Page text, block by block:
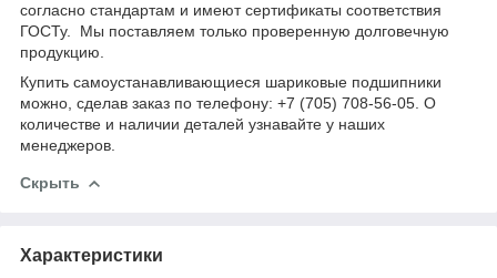
согласно стандартам и имеют сертификаты соответствия
ГОСТу. Мы поставляем только проверенную долговечную
продукцию.
Купить самоустанавливающиеся шариковые подшипники
можно, сделав заказ по телефону: +7 (705) 708-56-05. О
количестве и наличии деталей узнавайте у наших
менеджеров.
Скрыть
Характеристики